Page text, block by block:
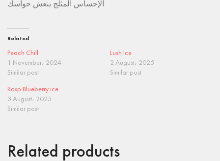
الإحساس المثلج ينعش حواسك.
Related
Peach Chill
1 November، 2024
Similar post
Lush Ice
2 August، 2025
Similar post
Rasp Blueberry ice
3 August، 2025
Similar post
Related products